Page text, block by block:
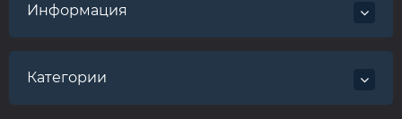
Информация
Категории